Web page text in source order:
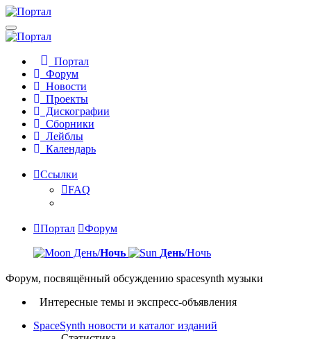
Портал
Форум
Новости
Проекты
Дискографии
Сборники
Лейблы
Календарь
Ссылки
FAQ
Портал Форум
День/Ночь День/Ночь
Форум, посвящённый обсуждению spacesynth музыки
Интересные темы и экспресс-объявления
SpaceSynth новости и каталог изданий